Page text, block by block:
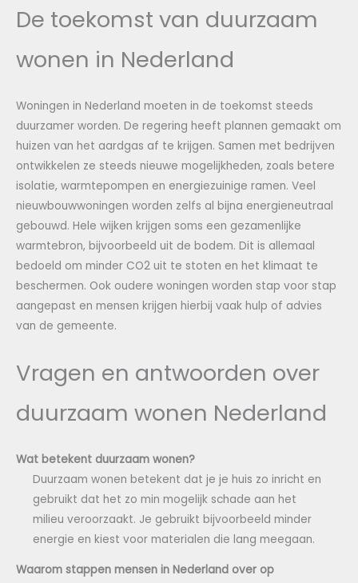
De toekomst van duurzaam
wonen in Nederland
Woningen in Nederland moeten in de toekomst steeds
duurzamer worden. De regering heeft plannen gemaakt om
huizen van het aardgas af te krijgen. Samen met bedrijven
ontwikkelen ze steeds nieuwe mogelijkheden, zoals betere
isolatie, warmtepompen en energiezuinige ramen. Veel
nieuwbouwwoningen worden zelfs al bijna energieneutraal
gebouwd. Hele wijken krijgen soms een gezamenlijke
warmtebron, bijvoorbeeld uit de bodem. Dit is allemaal
bedoeld om minder CO2 uit te stoten en het klimaat te
beschermen. Ook oudere woningen worden stap voor stap
aangepast en mensen krijgen hierbij vaak hulp of advies
van de gemeente.
Vragen en antwoorden over
duurzaam wonen Nederland
Wat betekent duurzaam wonen?
Duurzaam wonen betekent dat je je huis zo inricht en
gebruikt dat het zo min mogelijk schade aan het
milieu veroorzaakt. Je gebruikt bijvoorbeeld minder
energie en kiest voor materialen die lang meegaan.
Waarom stappen mensen in Nederland over op